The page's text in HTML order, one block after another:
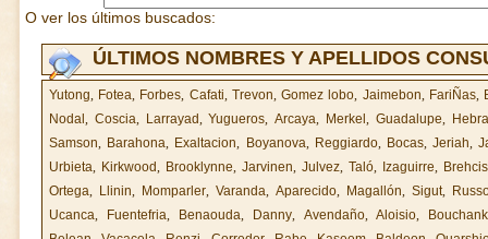
O ver los últimos buscados:
ÚLTIMOS NOMBRES Y APELLIDOS
Yutong, Fotea, Forbes, Cafati, Trevon,Gomez lobo, Jaimebon, FariÑas,
Nodal , Coscia, Larrayad,Yugueros,Arcaya, Merkel, Guadalupe,
Samson, Barahona, Exaltacion, Boyanova, Reggiardo, Bocas,Jeriah,
Urbieta, Kirkwood, Brooklynne, Jarvinen, Julvez, Taló, Izaguirre,
Ortega, Llinin, Momparler, Varanda, Aparecido, Magallón, Sigut,
Ucanca, Fuentefria, Benaouda, Danny, Avendaño,Aloisio,